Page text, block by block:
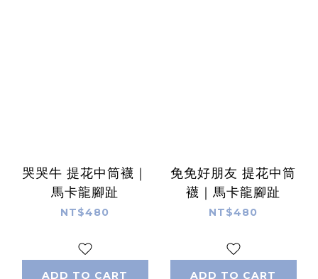
哭哭牛 提花中筒襪｜
馬卡龍腳趾
NT$480
ADD TO CART
免免好朋友 提花中筒
襪｜馬卡龍腳趾
NT$480
ADD TO CART